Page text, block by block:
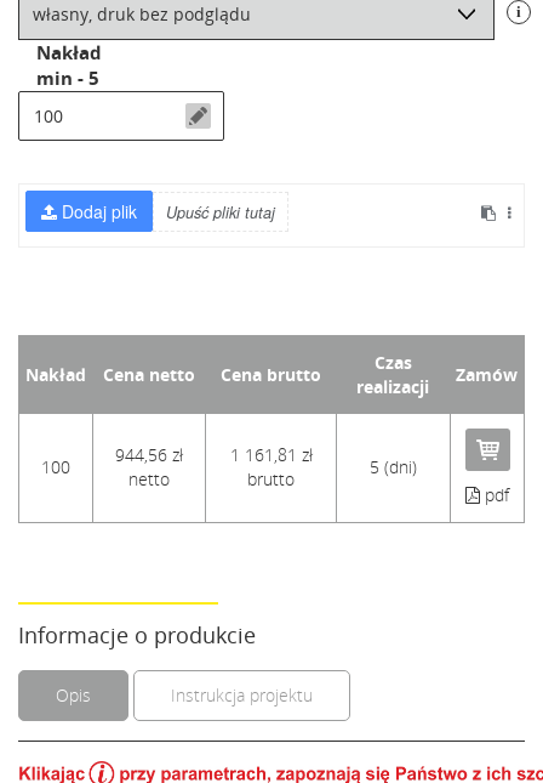
i
Nakład
min - 5
Nakład Cena netto Cena brutto
Czas
realizacji
Zamów
100
944,56 zł
netto
1 161,81 zł
brutto
5 (dni)
pdf
Informacje o produkcie
Opis Instrukcja projektu